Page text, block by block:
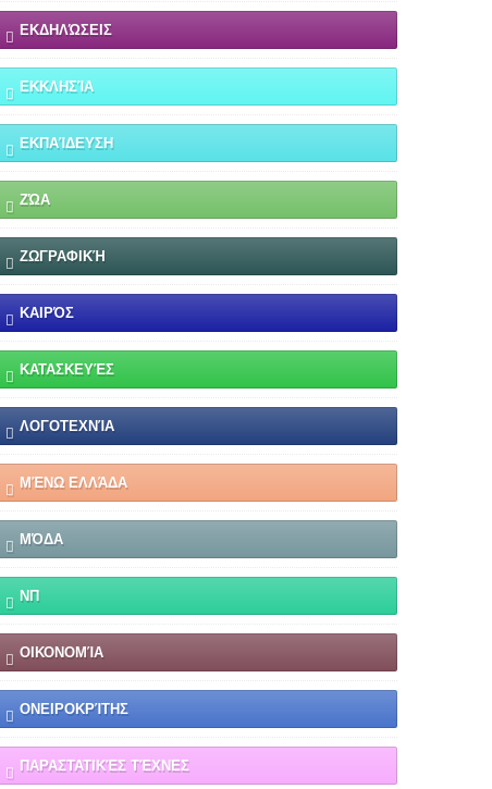
ΕΚΔΗΛΏΣΕΙΣ
ΕΚΚΛΗΣΊΑ
ΕΚΠΑΊΔΕΥΣΗ
ΖΏΑ
ΖΩΓΡΑΦΙΚΉ
ΚΑΙΡΌΣ
ΚΑΤΑΣΚΕΥΈΣ
ΛΟΓΟΤΕΧΝΊΑ
ΜΈΝΩ ΕΛΛΆΔΑ
ΜΌΔΑ
ΝΠ
ΟΙΚΟΝΟΜΊΑ
ΟΝΕΙΡΟΚΡΊΤΗΣ
ΠΑΡΑΣΤΑΤΙΚΈΣ ΤΈΧΝΕΣ